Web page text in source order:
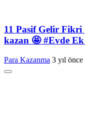
11 Pasif Gelir Fikri
kazan 🤩 #Evde
Para Kazanma 3 yıl önce